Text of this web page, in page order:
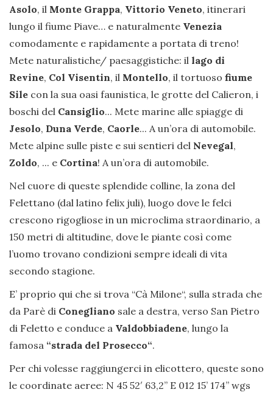
Asolo, il Monte Grappa, Vittorio Veneto, itinerari
lungo il fiume Piave… e naturalmente Venezia
comodamente e rapidamente a portata di treno!
Mete naturalistiche/ paesaggistiche: il lago di
Revine, Col Visentin, il Montello, il tortuoso fiume
Sile con la sua oasi faunistica, le grotte del Calieron, i
boschi del Cansiglio... Mete marine alle spiagge di
Jesolo, Duna Verde, Caorle... A un’ora di automobile.
Mete alpine sulle piste e sui sentieri del Nevegal,
Zoldo, ... e Cortina! A un’ora di automobile.
Nel cuore di queste splendide colline, la zona del
Felettano (dal latino felix juli), luogo dove le felci
crescono rigogliose in un microclima straordinario, a
150 metri di altitudine, dove le piante così come
l’uomo trovano condizioni sempre ideali di vita
secondo stagione.
E’ proprio qui che si trova “Cà Milone“, sulla strada che
da Parè di Conegliano sale a destra, verso San Pietro
di Feletto e conduce a Valdobbiadene, lungo la
famosa “strada del Prosecco“.
Per chi volesse raggiungerci in elicottero, queste sono
le coordinate aeree: N 45 52′ 63,2” E 012 15’ 174’’ wgs